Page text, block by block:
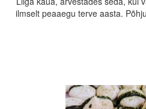
ilmselt peaaegu terve aasta.